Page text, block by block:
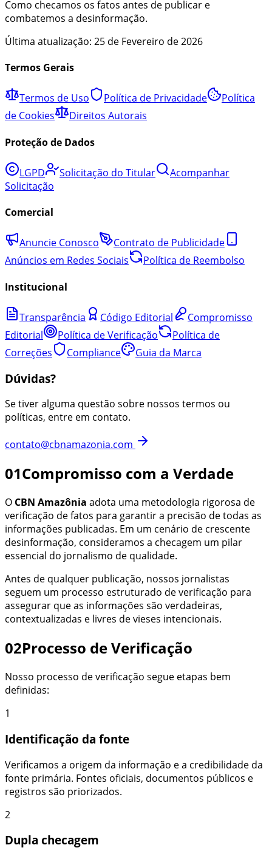
Como checamos os fatos antes de publicar e
combatemos a desinformação.
Última atualização: 25 de Fevereiro de 2026
Termos Gerais
Termos de Uso Política de Privacidade
Política
de Cookies
Direitos Autorais
Proteção de Dados
LGPD Solicitação do Titular
Acompanhar
Solicitação
Comercial
Anuncie Conosco
Contrato de Publicidade
Anúncios em Redes Sociais
Política de Reembolso
Institucional
Transparência Código Editorial
Compromisso
Editorial
Política de Verificação
Política de
Correções
Compliance Guia da Marca
Dúvidas?
Se tiver alguma questão sobre nossos termos ou
políticas, entre em contato.
contato@cbnamazonia.com
01Compromisso com a Verdade
O CBN Amazônia adota uma metodologia rigorosa de
verificação de fatos para garantir a precisão de todas as
informações publicadas. Em um cenário de crescente
desinformação, consideramos a checagem um pilar
essencial do jornalismo de qualidade.
Antes de qualquer publicação, nossos jornalistas
seguem um processo estruturado de verificação para
assegurar que as informações são verdadeiras,
contextualizadas e livres de vieses intencionais.
02Processo de Verificação
Nosso processo de verificação segue etapas bem
definidas:
1
Identificação da fonte
Verificamos a origem da informação e a credibilidade da
fonte primária. Fontes oficiais, documentos públicos e
registros são priorizados.
2
Dupla checagem